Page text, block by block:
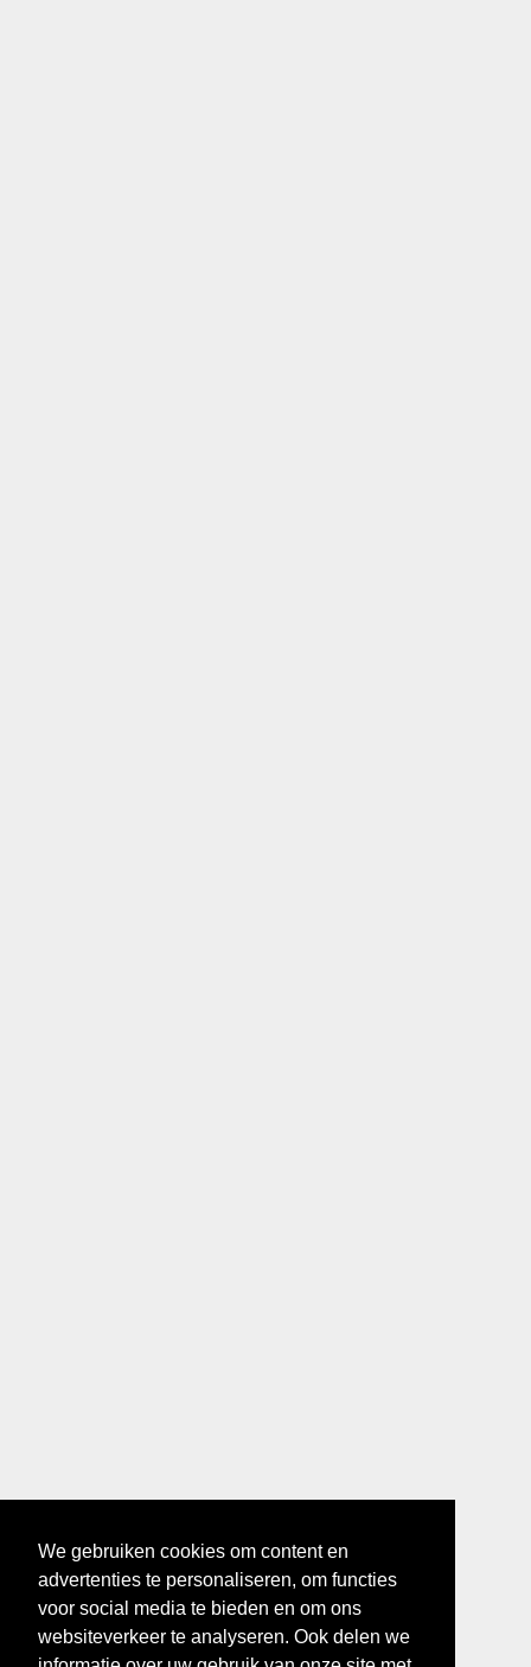
We gebruiken cookies om content en
advertenties te personaliseren, om functies
voor social media te bieden en om ons
websiteverkeer te analyseren. Ook delen we